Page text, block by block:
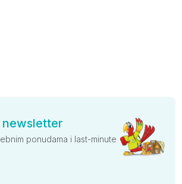
newsletter
ponudama i last-minute